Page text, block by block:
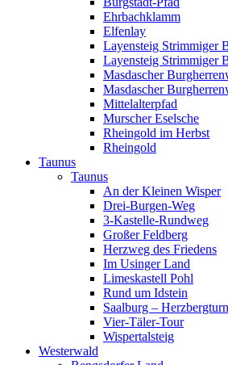
Ehrbachklamm
Elfenlay
Layensteig Strimmiger
Layensteig Strimmiger
Masdascher
Masdascher
Mittelalterpfad
Murscher Eselsche
Rheingold im Herbst
Rheingold
Taunus
Taunus
An der Kleinen Wisper
Drei-Burgen-Weg
3-Kastelle-Rundweg
Großer Feldberg
Herzweg des Friedens
Im Usinger Land
Limeskastell Pohl
Rund um Idstein
Saalburg –
Vier-Täler-Tour
Wispertalsteig
Westerwald